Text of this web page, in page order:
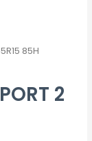
85H
2